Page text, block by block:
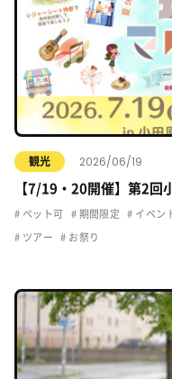
観光 2026/06/19
【7/19・20開催】第2回
ペット可 期間限定 イベン
ツアー お祭り